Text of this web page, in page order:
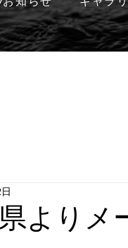
よりメ